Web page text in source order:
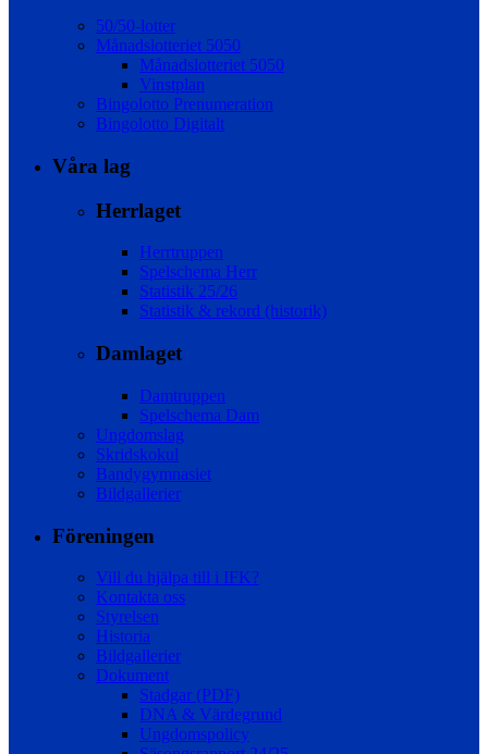
50/50-lotter
Månadslotteriet 5050
Månadslotteriet 5050
Vinstplan
Bingolotto Prenumeration
Bingolotto Digitalt
Våra lag
Herrlaget
Herrtruppen
Spelschema Herr
Statistik 25/26
Statistik & rekord (historik)
Damlaget
Damtruppen
Spelschema Dam
Ungdomslag
Skridskokul
Bandygymnasiet
Bildgallerier
Föreningen
Vill du hjälpa till i IFK?
Kontakta oss
Styrelsen
Historia
Bildgallerier
Dokument
Stadgar (PDF)
DNA & Värdegrund
Ungdomspolicy